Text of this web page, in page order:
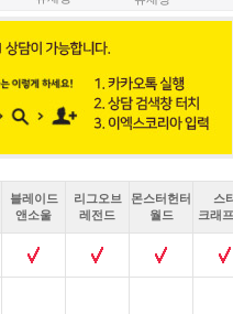
블레이드
앤소울
리그오브
레전드
몬스터헌터
월드
스
크래